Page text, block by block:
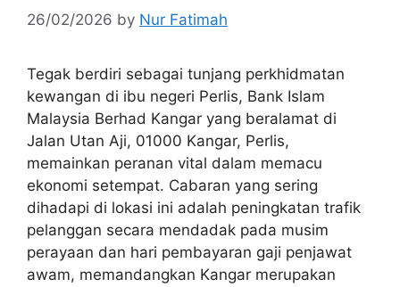
26/02/2026 by Nur Fatimah
Tegak berdiri sebagai tunjang perkhidmatan
kewangan di ibu negeri Perlis, Bank Islam
Malaysia Berhad Kangar yang beralamat di
Jalan Utan Aji, 01000 Kangar, Perlis,
memainkan peranan vital dalam memacu
ekonomi setempat. Cabaran yang sering
dihadapi di lokasi ini adalah peningkatan trafik
pelanggan secara mendadak pada musim
perayaan dan hari pembayaran gaji penjawat
awam, memandangkan Kangar merupakan